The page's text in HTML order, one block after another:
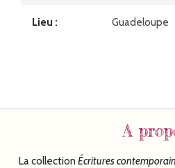
Lieu Guadeloupe
A
La collection Écritures